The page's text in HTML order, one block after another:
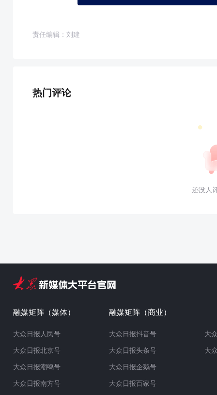
责任编辑：刘建
热门评论
还没人
融媒矩阵（媒体）
大众日报人民号
大众日报北京号
大众日报潮鸣号
大众日报南方号
融媒矩阵（商业）
大众日报抖音号
大众日报头条号
大众日报企鹅号
大众日报百家号
大
大